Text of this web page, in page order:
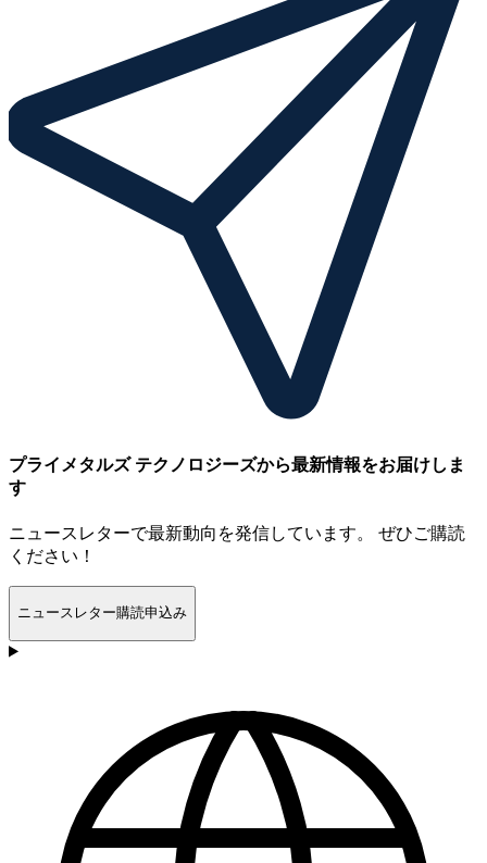
プライメタルズ テクノロジーズから最新情報をお届けしま
す
ニュースレターで最新動向を発信しています。 ぜひご購読
ください！
ニュースレター購読申込み